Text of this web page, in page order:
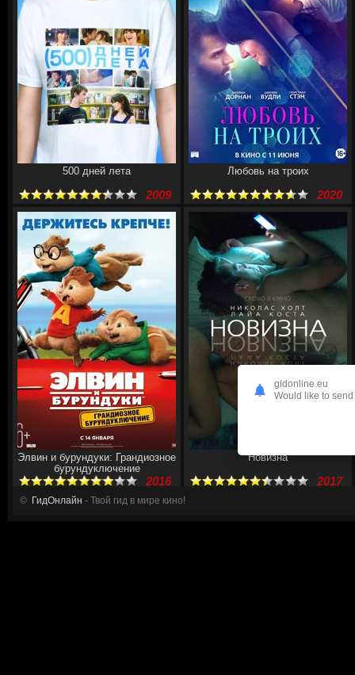
500 дней лета
2009
Любовь на троих
2020
Элвин и бурундуки: Грандиозное
бурундуключение
2016
Новизна
2017
© ГидОнлайн - Твой гид в мире кино!
gidonline.eu
Would like to